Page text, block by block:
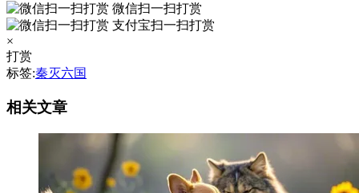
微信扫一扫打赏
支付宝扫一扫打赏
×
打赏
标签:秦灭六国
相关文章